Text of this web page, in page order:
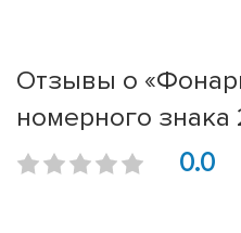
Отзывы о
номерного знака
0.0